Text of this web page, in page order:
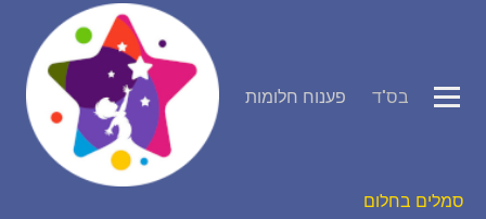
פענוח חלומות בס"ד
סמלים בחלום